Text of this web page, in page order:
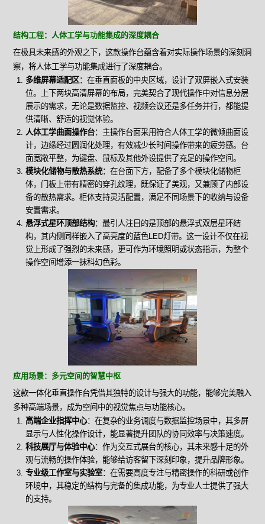
结构工程：人体工学与功能集成的深度耦合
在极具未来感的外观之下，这款操作台蕴含着对实际操作场景的深刻洞
察，将人体工学与功能集成进行了深度耦合。
多维屏幕适配区：在垂直面板的中央区域，设计了双屏嵌入式安装
位。上下两块高清屏幕的布局，完美契合了现代操作中对信息分层
展示的需求，无论是数据监控、视频会议还是多任务并行，都能提
供清晰、舒适的视觉体验。
人体工学曲面操作台：主操作台面采用符合人体工学的微倾曲面设
计，边缘经过圆润化处理，有效减少长时间操作带来的疲劳感。台
面宽敞平整，为键盘、鼠标及其他外设提供了充足的操作空间。
模块化储物与散热系统：在台面下方，配备了多个模块化储物柜
体，门板上带有精密的穿孔纹理，既保证了美观，又兼顾了内部设
备的散热需求。柜体支持灵活配置，满足不同场景下的收纳与设备
安置需求。
悬浮式星环顶部结构：最引人注目的是顶部的悬浮式双层星环结
构，其内侧同样嵌入了高亮度的蓝色LED灯带。这一设计不仅在视
觉上形成了强烈的未来感，更可作为环境照明或状态指示，为整个
操作空间增添一抹科幻色彩。
应用场景：多元空间的智慧中枢
这款一体化垂直操作台凭借其独特的设计与强大的功能，能够完美融入
多种高端场景，成为空间中的视觉焦点与功能核心。
高端企业指挥中心：在复杂的业务调度与数据监控场景中，其多屏
显示与人性化操作设计，能显著提升团队的协同效率与决策速度。
科技展厅与体验中心：作为交互式展台的核心，其未来感十足的外
观与流畅的操作体验，能够给访客留下深刻印象，提升品牌形象。
专业级工作室与实验室：在需要高度专注与精密操作的科研或创作
环境中，其稳定的结构与完备的集成功能，为专业人士提供了强大
的支持。